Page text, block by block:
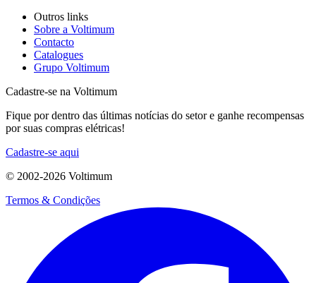
Outros links
Sobre a Voltimum
Contacto
Catalogues
Grupo Voltimum
Cadastre-se na Voltimum
Fique por dentro das últimas notícias do setor e ganhe recompensas
por suas compras elétricas!
Cadastre-se aqui
© 2002-2026 Voltimum
Termos & Condições